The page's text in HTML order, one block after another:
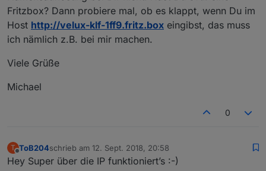
Fritzbox? Dann probiere mal, ob es klappt, wenn Du im
Host http://velux-klf-1ff9.fritz.box eingibst, das muss
ich nämlich z.B. bei mir machen.
Viele Grüße
Michael
0
T
Offline
ToB204schrieb am 12. Sept. 2018, 20:58
zuletzt editiert von
Hey Super über die IP funktioniert’s :-)